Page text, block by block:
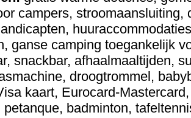
campers,
ganse camping toegankelijk
snackbar, afhaalmaaltijden,
droogtrommel,
kaart, Eurocard-
petanque, badminton,